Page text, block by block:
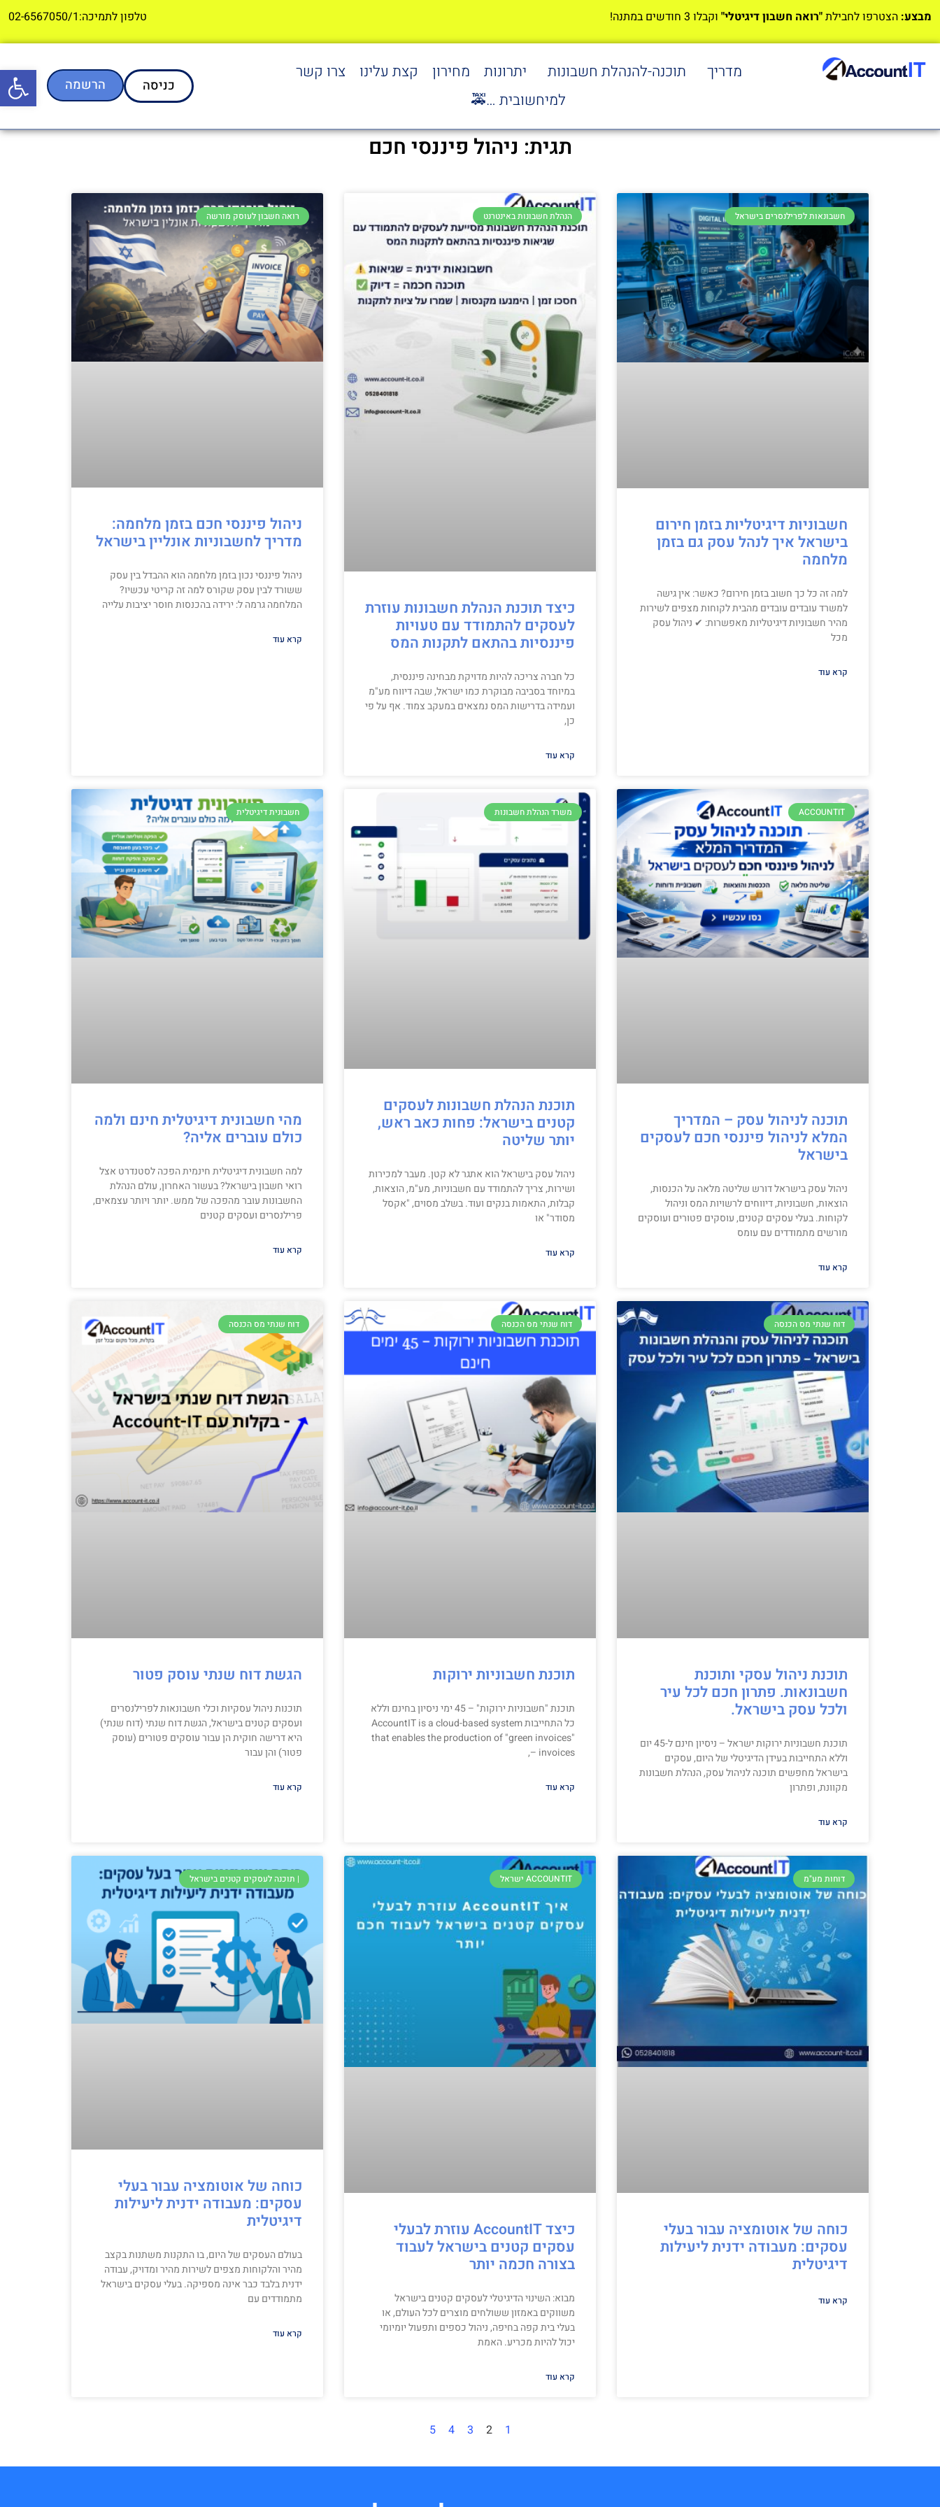
מבצע: הצטרפו לחבילת"רואה חשבון דיגיטלי" וקבלו 3 חודשים במתנה! טלפון לתמיכה:02-6567050/1
מדריך תוכנה-להנהלת חשבונות יתרונות מחירון קצת עלינו
צרו קשר
למיחשובית …🚕
כניסה הרשמה
תגית: ניהול פיננסי חכם
חשבונאות לפרילנסרים בישראל
חשבוניות דיגיטליות בזמן חירום
בישראל איך לנהל עסק גם בזמן
מלחמה
למה זה כל כך חשוב בזמן חירום? כאשר: אין גישה
למשרד עובדים עובדים מהבית לקוחות מצפים לשירות
מהיר חשבוניות דיגיטליות מאפשרות: ✔ ניהול עסק
מכל
קרא עוד
הנהלת חשבונות באינטרנט
כיצד תוכנת הנהלת חשבונות עוזרת
לעסקים להתמודד עם טעויות
פיננסיות בהתאם לתקנות המס
כל חברה צריכה להיות מדויקת מבחינה פיננסית,
במיוחד בסביבה מבוקרת כמו ישראל, שבה דיווח מע"מ
ועמידה בדרישות המס נמצאים במעקב צמוד. אף על פי
כן,
קרא עוד
רואה חשבון לעוסק מורשה
ניהול פיננסי חכם בזמן מלחמה:
מדריך לחשבוניות אונליין בישראל
ניהול פיננסי נכון בזמן מלחמה הוא ההבדל בין עסק
ששורד לבין עסק שקורס למה זה קריטי עכשיו?
המלחמה גרמה ל: ירידה בהכנסות חוסר יציבות עלייה
קרא עוד
ACCOUNTIT
תוכנה לניהול עסק – המדריך
המלא לניהול פיננסי חכם לעסקים
בישראל
ניהול עסק בישראל דורש שליטה מלאה על הכנסות,
הוצאות, חשבוניות, דיווחים לרשויות המס וניהול
לקוחות. בעלי עסקים קטנים, עוסקים פטורים ועוסקים
מורשים מתמודדים עם עומס
קרא עוד
משרד הנהלת חשבונות
תוכנת הנהלת חשבונות לעסקים
קטנים בישראל: פחות כאב ראש,
יותר שליטה
ניהול עסק בישראל הוא אתגר לא קטן. מעבר למכירות
ושירות, צריך להתמודד עם חשבוניות, מע"מ, הוצאות,
קבלות, התאמות בנקים ועוד. בשלב מסוים, "אקסל
מסודר" או
קרא עוד
חשבונית דיגיטלית
מהי חשבונית דיגיטלית חינם ולמה
כולם עוברים אליה?
למה חשבונית דיגיטלית חינמית הפכה לסטנדרט אצל
רואי חשבון בישראל? בעשור האחרון, עולם הנהלת
החשבונות עובר מהפכה של ממש. יותר ויותר עצמאים,
פרילנסרים ועסקים קטנים
קרא עוד
דוח שנתי מס הכנסה
תוכנת ניהול עסקי ותוכנת
חשבונאות. פתרון חכם לכל עיר
ולכל עסק בישראל.
תוכנת חשבוניות ירוקות ישראל – ניסיון חינם ל-45 יום
וללא התחייבות בעידן הדיגיטלי של היום, עסקים
בישראל מחפשים תוכנה לניהול עסק, הנהלת חשבונות
מקוונת, ופתרון
קרא עוד
דוח שנתי מס הכנסה
תוכנת חשבוניות ירוקות
תוכנת "חשבוניות ירוקות" – 45 ימי ניסיון בחינם וללא
כל התחייבות AccountIT is a cloud-based system
that enables the production of "green invoices"
– invoices,
קרא עוד
דוח שנתי מס הכנסה
הגשת דוח שנתי עוסק פטור
תוכנות ניהול עסקיות וכלי חשבונאות לפרילנסרים
ועסקים קטנים בישראל, הגשת דוח שנתי (דוח שנתי)
היא דרישה חוקית הן עבור עוסקים פטורים (עוסק
פטור) והן עבור
קרא עוד
דוחות מע"מ
כוחה של אוטומציה עבור בעלי
עסקים: מעבודה ידנית ליעילות
דיגיטלית
קרא עוד
ACCOUNTIT ישראל
כיצד AccountIT עוזרת לבעלי
עסקים קטנים בישראל לעבוד
בצורה חכמה יותר
מבוא: השינוי הדיגיטלי לעסקים קטנים בישראל
משווקים באמזון ששולחים מוצרים לכל העולם, או
בעלי בית קפה בחיפה, ניהול כספים ותפעול יומיומי
יכול להיות מכריע. האמת
קרא עוד
| תוכנה לעסקים קטנים בישראל
כוחה של אוטומציה עבור בעלי
עסקים: מעבודה ידנית ליעילות
דיגיטלית
בעולם העסקים של היום, בו התקנות משתנות בקצב
מהיר והלקוחות מצפים לשירות מהיר ומדויק, עבודה
ידנית בלבד כבר אינה מספיקה. בעלי עסקים בישראל
מתמודדים עם
קרא עוד
1
2
3
4
5
פתח